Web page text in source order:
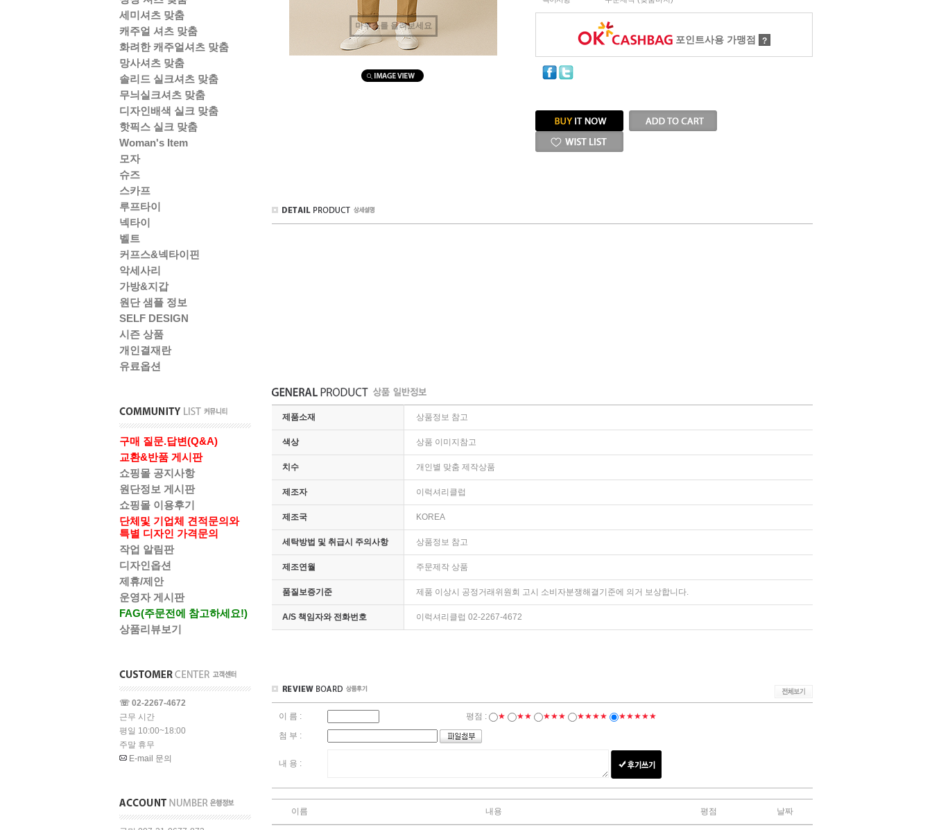
세미셔츠 맞춤
캐주얼 셔츠 맞춤
화려한 캐주얼셔츠 맞춤
망사셔츠 맞춤
솔리드 실크셔츠 맞춤
무늬실크셔츠 맞춤
디자인배색 실크 맞춤
핫픽스 실크 맞춤
Woman's Item
모자
슈즈
스카프
루프타이
넥타이
벨트
커프스&넥타이핀
악세사리
가방&지갑
원단 샘플 정보
SELF DESIGN
시즌 상품
개인결재란
유료옵션
구매 질문.답변(Q&A)
교환&반품 게시판
쇼핑몰 공지사항
원단정보 게시판
쇼핑몰 이용후기
단체및 기업체 견적문의와
특별 디자인 가격문의
작업 알림판
디자인옵션
제휴/제안
운영자 게시판
FAG(주문전에 참고하세요!)
상품리뷰보기
☏ 02-2267-4672
근무 시간
평일 10:00~18:00
주말 휴무
E-mail 문의
마우스를 올려보세요
포인트사용 가맹점 ?
제품소재 상품정보 참고
색상 상품 이미지참고
치수 개인별 맞춤 제작상품
제조자 이럭셔리클럽
제조국 KOREA
세탁방법 및 취급시 주의사항 상품정보 참고
제조연월 주문제작 상품
품질보증기준 제품 이상시 공정거래위원회 고시 소비자분쟁해결기준에 의거 보상합니다.
A/S 책임자와 전화번호 이럭셔리클럽 02-2267-4672
이 름 : 평점 : ★ ★★ ★★★ ★★★★
★★★★★
첨 부 :
내 용 :
이름 내용 평점 날짜